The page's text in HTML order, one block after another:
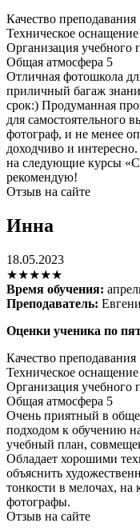
Качество преподавания
Техническое оснащение
Организация учебного
Общая атмосфера 5
Отличная фотошкола
приличный багаж
срок:) Продуманная
для
фотограф, и не менее
доходчиво и
на следующие курсы
рекомендую!
Отзыв на сайте
Инна
18.05.2023
★★★★★
Время обучения:
Преподаватель:
Оценки ученика по
Качество преподавания
Техническое оснащение
Организация учебного
Общая атмосфера 5
Очень приятный в
подходом к обучению
учебный план,
Обладает хорошими
объяснить
тонкости в мелочах,
фотографы.
Отзыв на сайте